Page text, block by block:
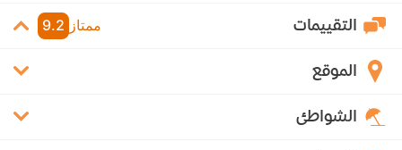
التقييمات ممتاز 9.2
الموقع
الشواطئ